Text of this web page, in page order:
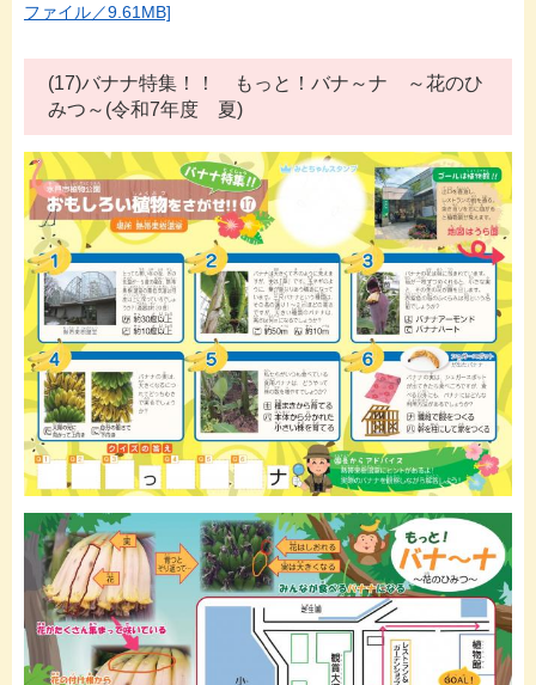
ファイル／9.61MB]
(17)バナナ特集！！ もっと！バナ～ナ ～花のひ
みつ～(令和7年度 夏)